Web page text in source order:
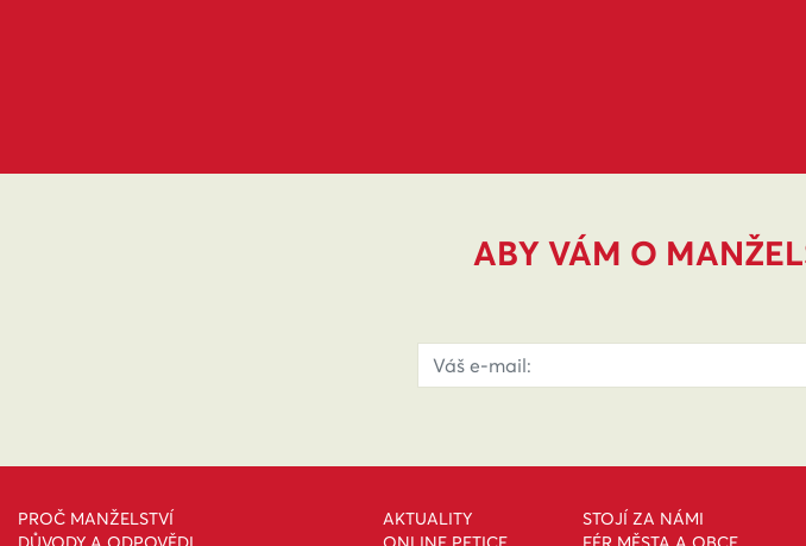
ABY VÁM O
PROČ MANŽELSTVÍ
AKTUALITY
STOJÍ ZA NÁMI